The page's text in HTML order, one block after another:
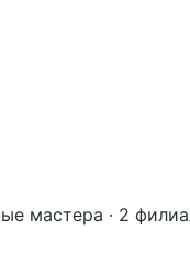
мастера · 2